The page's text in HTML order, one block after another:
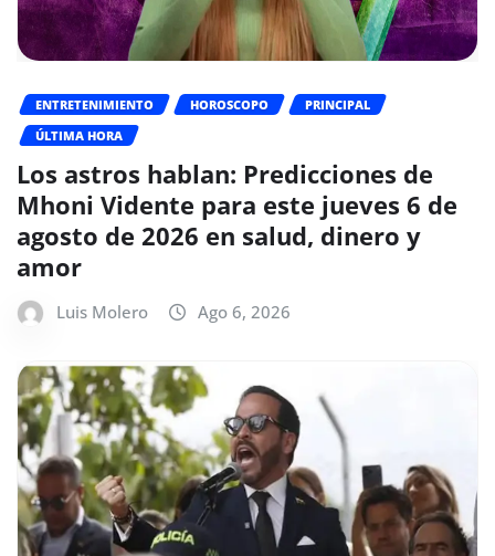
ENTRETENIMIENTO HOROSCOPO
PRINCIPAL
ÚLTIMA HORA
Los astros hablan: Predicciones de
Mhoni Vidente para este jueves 6 de
agosto de 2026 en salud, dinero y
amor
Luis Molero Ago 6, 2026